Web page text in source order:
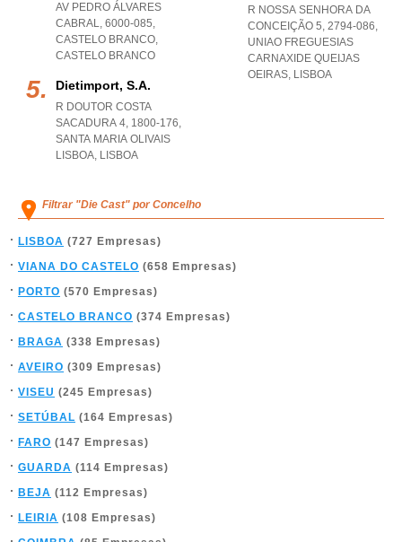
AV PEDRO ÁLVARES
CABRAL, 6000-085,
CASTELO BRANCO,
CASTELO BRANCO
Dietimport, S.a.
R DOUTOR COSTA
SACADURA 4, 1800-176,
SANTA MARIA OLIVAIS
LISBOA, LISBOA
R NOSSA SENHORA DA
CONCEIÇÃO 5, 2794-086,
UNIAO FREGUESIAS
CARNAXIDE QUEIJAS
OEIRAS, LISBOA
Filtrar "Die Cast" por Concelho
LISBOA (727 Empresas)
VIANA DO CASTELO (658 Empresas)
PORTO (570 Empresas)
CASTELO BRANCO (374 Empresas)
BRAGA (338 Empresas)
AVEIRO (309 Empresas)
VISEU (245 Empresas)
SETÚBAL (164 Empresas)
FARO (147 Empresas)
GUARDA (114 Empresas)
BEJA (112 Empresas)
LEIRIA (108 Empresas)